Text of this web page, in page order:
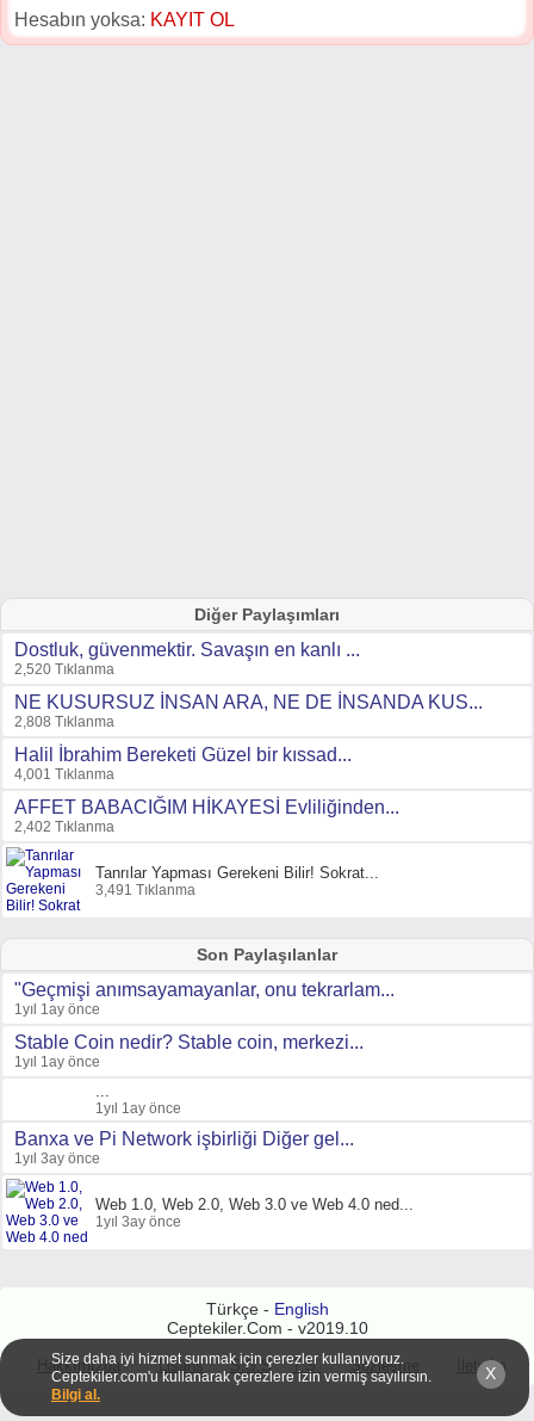
Hesabın yoksa: KAYIT OL
Diğer Paylaşımları
Dostluk, güvenmektir. Savaşın en kanlı ...
2,520 Tıklanma
NE KUSURSUZ İNSAN ARA, NE DE İNSANDA KUS...
2,808 Tıklanma
Halil İbrahim Bereketi Güzel bir kıssad...
4,001 Tıklanma
AFFET BABACIĞIM HİKAYESİ Evliliğinden...
2,402 Tıklanma
Tanrılar Yapması Gerekeni Bilir! Sokrat...
3,491 Tıklanma
Son Paylaşılanlar
"Geçmişi anımsayamayanlar, onu tekrarlam...
1yıl 1ay önce
Stable Coin nedir? Stable coin, merkezi...
1yıl 1ay önce
...
1yıl 1ay önce
Banxa ve Pi Network işbirliği Diğer gel...
1yıl 3ay önce
Web 1.0, Web 2.0, Web 3.0 ve Web 4.0 ned...
1yıl 3ay önce
Türkçe - English
Ceptekiler.Com - v2019.10
Hakkımızda Lisans S.S.S T.S. Sözleşme İletişim
Size daha iyi hizmet sunmak için çerezler kullanıyoruz.
Ceptekiler.com'u kullanarak çerezlere izin vermiş sayılırsın.
Bilgi al.
X